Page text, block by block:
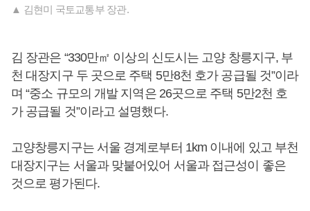
▲ 김현미 국토교통부 장관.
김 장관은 “330만㎡ 이상의 신도시는 고양 창릉지구, 부
천 대장지구 두 곳으로 주택 5만8천 호가 공급될 것”이라
며 “중소 규모의 개발 지역은 26곳으로 주택 5만2천 호
가 공급될 것”이라고 설명했다.
고양창릉지구는 서울 경계로부터 1km 이내에 있고 부천
대장지구는 서울과 맞붙어있어 서울과 접근성이 좋은
것으로 평가된다.